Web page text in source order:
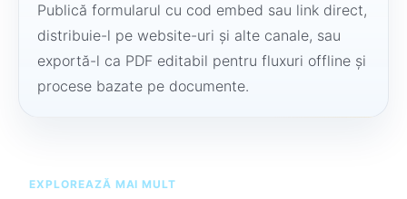
Publică formularul cu cod embed sau link direct,
distribuie-l pe website-uri și alte canale, sau
exportă-l ca PDF editabil pentru fluxuri offline și
procese bazate pe documente.
EXPLOREAZĂ MAI MULT